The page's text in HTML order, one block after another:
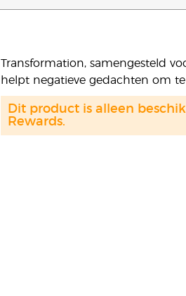
Transformation, samengesteld
helpt negatieve gedachten om
Dit product is alleen
Rewards.